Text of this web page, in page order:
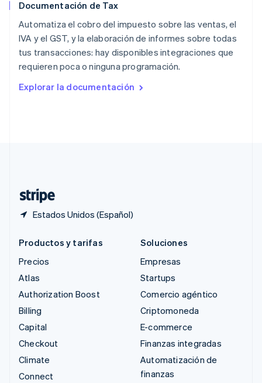
Documentación de Tax
Automatiza el cobro del impuesto sobre las ventas, el
IVA y el GST, y la elaboración de informes sobre todas
tus transacciones: hay disponibles integraciones que
requieren poca o ninguna programación.
Explorar la documentación
Estados Unidos (Español)
RAE de Hong Kong, China
English简体中文
Reino Unido
English
República Checa
English
English
Productos y tarifas
Precios
Atlas
Authorization Boost
Billing
Capital
Checkout
Climate
Connect
Soluciones
Empresas
Startups
Comercio agéntico
Criptomoneda
E-commerce
Finanzas integradas
Automatización de
finanzas